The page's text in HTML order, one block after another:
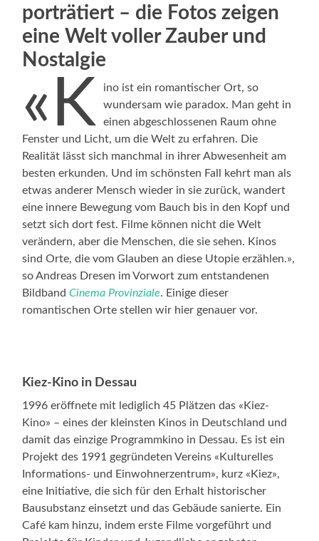
porträtiert – die Fotos zeigen
eine Welt voller Zauber und
Nostalgie
«K
ino ist ein romantischer Ort, so
wundersam wie paradox. Man geht in
einen abgeschlossenen Raum ohne
Fenster und Licht, um die Welt zu erfahren. Die
Realität lässt sich manchmal in ihrer Abwesenheit am
besten erkunden. Und im schönsten Fall kehrt man als
etwas anderer Mensch wieder in sie zurück, wandert
eine innere Bewegung vom Bauch bis in den Kopf und
setzt sich dort fest. Filme können nicht die Welt
verändern, aber die Menschen, die sie sehen. Kinos
sind Orte, die vom Glauben an diese Utopie erzählen.»,
so Andreas Dresen im Vorwort zum entstandenen
Bildband Cinema Provinziale. Einige dieser
romantischen Orte stellen wir hier genauer vor.
Kiez-Kino in Dessau
1996 eröffnete mit lediglich 45 Plätzen das «Kiez-
Kino» – eines der kleinsten Kinos in Deutschland und
damit das einzige Programmkino in Dessau. Es ist ein
Projekt des 1991 gegründeten Vereins «Kulturelles
Informations- und Einwohnerzentrum», kurz «Kiez»,
eine Initiative, die sich für den Erhalt historischer
Bausubstanz einsetzt und das Gebäude sanierte. Ein
Café kam hinzu, indem erste Filme vorgeführt und